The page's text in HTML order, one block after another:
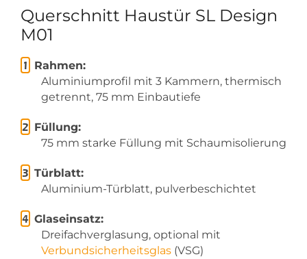
Querschnitt Haustür SL Design
M01
Rahmen:
Aluminiumprofil mit 3 Kammern, thermisch
getrennt, 75 mm Einbautiefe
Füllung:
75 mm starke Füllung mit Schaumisolierung
Türblatt:
Aluminium-Türblatt, pulverbeschichtet
Glaseinsatz:
Dreifachverglasung, optional mit
Verbundsicherheitsglas (VSG)